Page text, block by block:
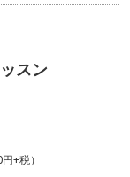
スン
+税）